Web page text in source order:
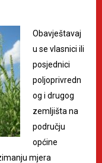
Obavještavaj
u se vlasnici ili
posjednici
poljoprivredn
og i drugog
zemljišta na
području
općine
mjera